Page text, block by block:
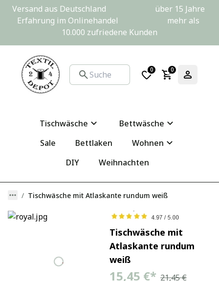
Versand aus Deutschland                         über 15 Jahre
Erfahrung im Onlinehandel                         mehr als
10.000 zufriedene Kunden
0 0
Tischwäsche
Bettwäsche
Sale
Bettlaken
Wohnen
DIY
Weihnachten
Tischwäsche mit Atlaskante rundum weiß
Tischwäsche mit
Atlaskante rundum
weiß
15,45 €* 21,45 €